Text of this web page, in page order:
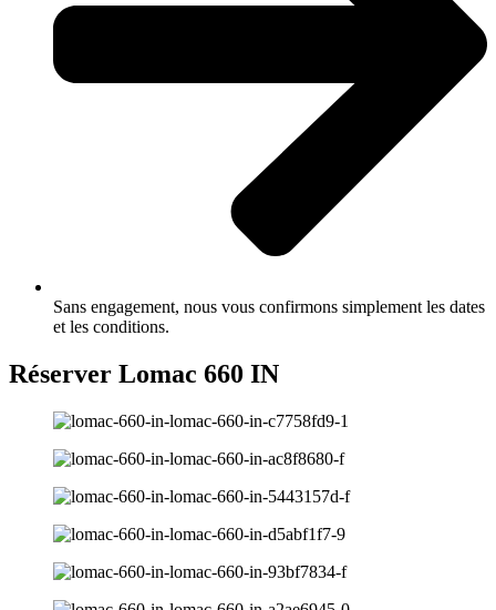
Sans engagement, nous vous confirmons simplement les dates
et les conditions.
Réserver Lomac 660 IN